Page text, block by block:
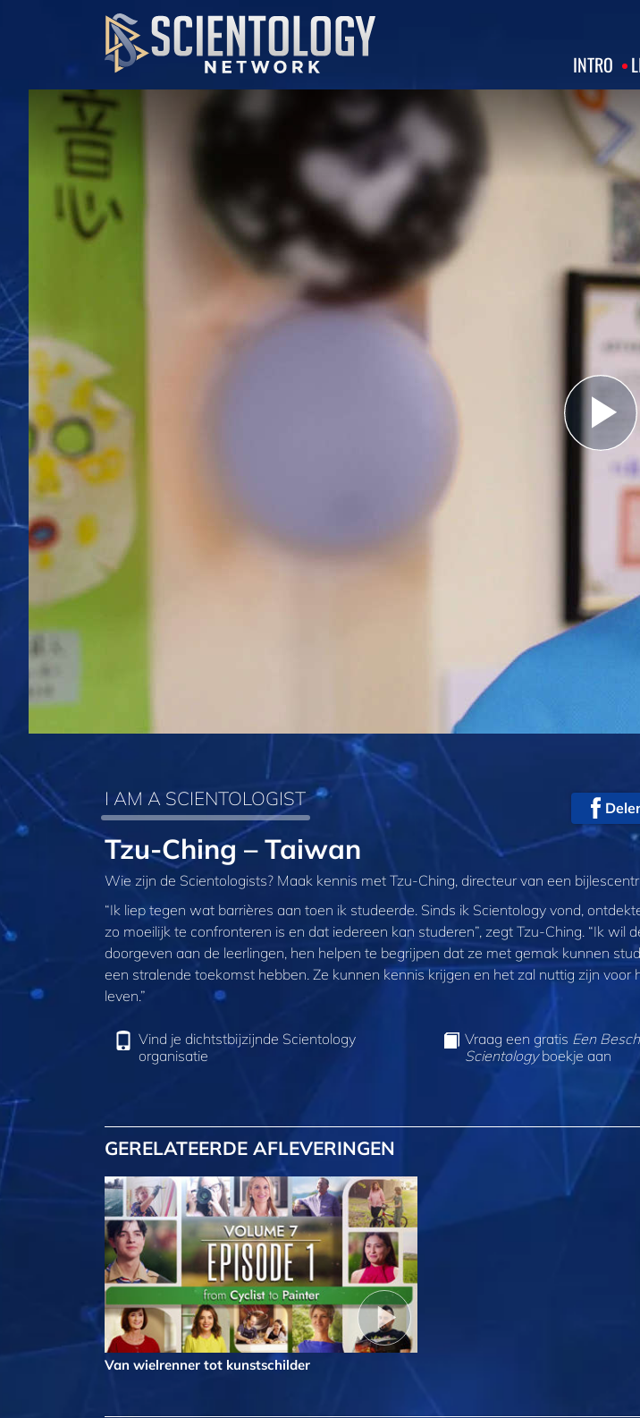
INTRO
I AM A SCIENTOLOGIST
Tzu-Ching – Taiwan
Wie zijn de Scientologists? Maak kennis met Tzu-Ching, directeur van een
“Ik liep tegen wat barrières aan toen ik studeerde. Sinds ik Scientology vond,
zo moeilijk te confronteren is en dat iedereen kan studeren”, zegt Tzu‑Ching. “Ik wil
doorgeven aan de leerlingen, hen helpen te begrijpen dat ze met gemak kunnen
een stralende toekomst hebben. Ze kunnen kennis krijgen en het zal nuttig zijn voor
leven.”
Vind je dichtstbijzijnde Scientology
organisatie
Vraag een gratis Een
Scientologyboekje aan
GERELATEERDE AFLEVERINGEN
Van wielrenner tot kunstschilder